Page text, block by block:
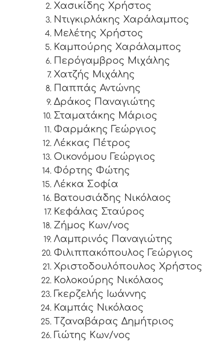
Χασικίδης Χρήστος
Ντιγκιρλάκης Χαράλαμπος
Μελέτης Χρήστος
Καμπούρης Χαράλαμπος
Περόγαμβρος Μιχάλης
Χατζής Μιχάλης
Παππάς Αντώνης
Δράκος Παναγιώτης
Σταματάκης Μάριος
Φαρμάκης Γεώργιος
Λέκκας Πέτρος
Οικονόμου Γεώργιος
Φόρτης Φώτης
Λέκκα Σοφία
Βατουσιάδης Νικόλαος
Κεφάλας Σταύρος
Ζήμος Κων/νος
Λαμπρινός Παναγιώτης
Φιλιππακόπουλος Γεώργιος
Χριστοδουλόπουλος Χρήστος
Κολοκούρης Νικόλαος
Γκερζελής Ιωάννης
Καμπάς Νικόλαος
Τζαναβάρας Δημήτριος
Γιώτης Κων/νος